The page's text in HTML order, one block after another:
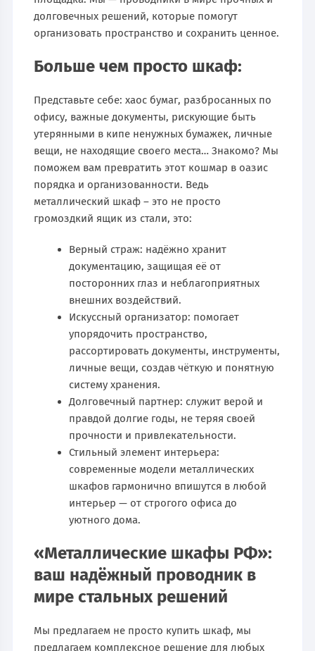
долговечных решений, которые помогут
организовать пространство и сохранить ценное.
Больше чем просто шкаф:
Представьте себе: хаос бумаг, разбросанных по
офису, важные документы, рискующие быть
утерянными в кипе ненужных бумажек, личные
вещи, не находящие своего места… Знакомо? Мы
поможем вам превратить этот кошмар в оазис
порядка и организованности. Ведь
металлический шкаф – это не просто
громоздкий ящик из стали, это:
Верный страж: надёжно хранит
документацию, защищая её от
посторонних глаз и неблагоприятных
внешних воздействий.
Искусcный организатор: помогает
упорядочить пространство,
рассортировать документы, инструменты,
личные вещи, создав чёткую и понятную
систему хранения.
Долговечный партнер: служит верой и
правдой долгие годы, не теряя своей
прочности и привлекательности.
Стильный элемент интерьера:
современные модели металлических
шкафов гармонично впишутся в любой
интерьер — от строгого офиса до
уютного дома.
«Металлические шкафы РФ»:
ваш надёжный проводник в
мире стальных решений
Мы предлагаем не просто купить шкаф, мы
предлагаем комплексное решение для любых